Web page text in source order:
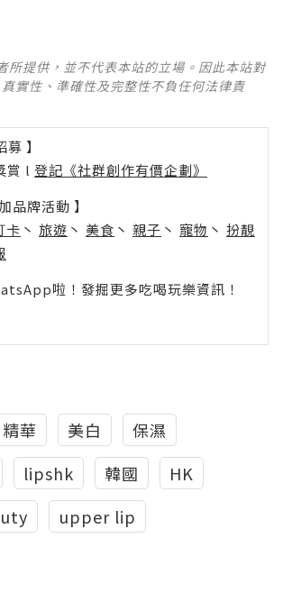
所提供，並不代表本站的立場。因此本站對
實性、準確性及完整性不負任何法律責
】
賞 l 登記《社群創作有價企劃》
品牌活動 】
卡 丶 旅遊 丶 美食 丶 親子 丶 寵物 丶 扮靚
啦！發掘更多吃喝玩樂資訊！
精華 美白
保濕
lipshk 韓國
HK
upper lip